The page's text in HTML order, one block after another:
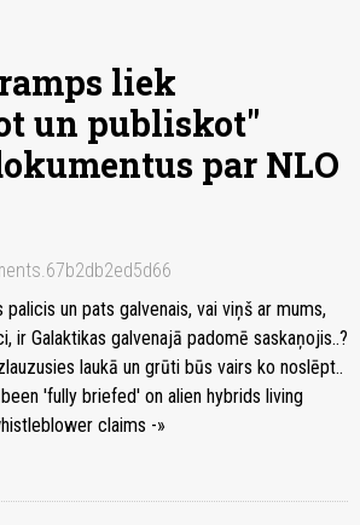
liek
un publiskot"
par NLO
un pats galvenais, vai viņš ar mums,
ir Galaktikas galvenajā padomē saskaņojis..?
laukā un grūti būs vairs ko noslēpt..
'fully briefed' on alien hybrids living
claims -»